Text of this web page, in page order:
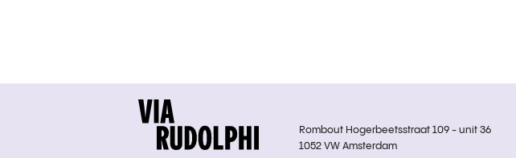
Rombout Hogerbeetsstraat 109 - unit 36
1052 VW Amsterdam